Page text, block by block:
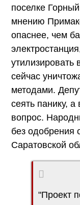
поселке
мнению
опаснее, чем
сейчас
методами.
сеять панику,
вопрос.
без одобрения
Саратовской
"Проект